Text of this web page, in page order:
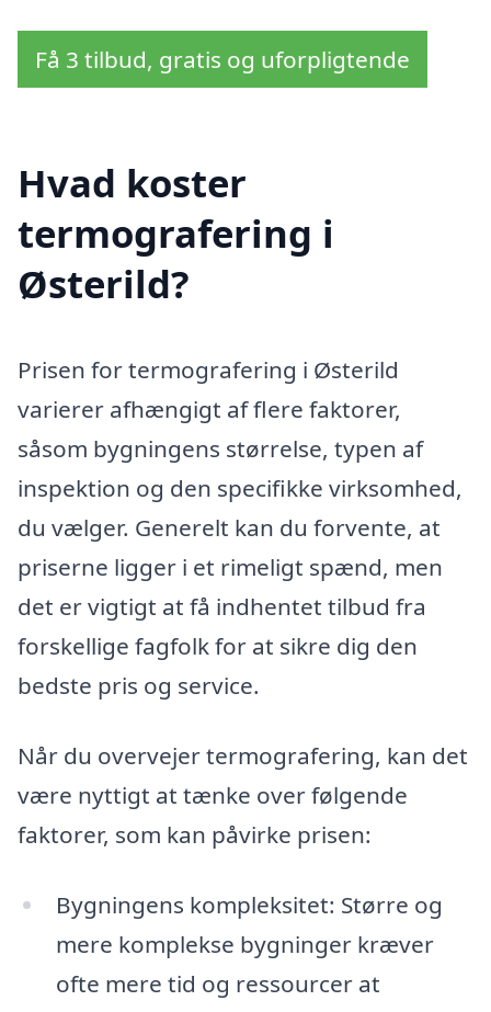
Få 3 tilbud, gratis og uforpligtende
Hvad koster
termografering i
Østerild?
Prisen for termografering i Østerild
varierer afhængigt af flere faktorer,
såsom bygningens størrelse, typen af
inspektion og den specifikke virksomhed,
du vælger. Generelt kan du forvente, at
priserne ligger i et rimeligt spænd, men
det er vigtigt at få indhentet tilbud fra
forskellige fagfolk for at sikre dig den
bedste pris og service.
Når du overvejer termografering, kan det
være nyttigt at tænke over følgende
faktorer, som kan påvirke prisen:
Bygningens kompleksitet: Større og
mere komplekse bygninger kræver
ofte mere tid og ressourcer at